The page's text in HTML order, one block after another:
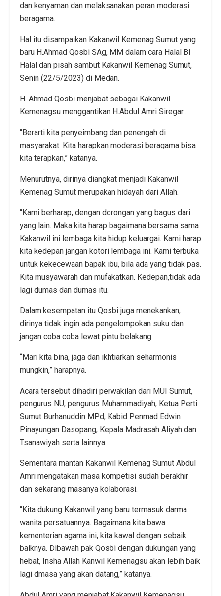
dan kenyaman dan melaksanakan peran moderasi
beragama.
Hal itu disampaikan Kakanwil Kemenag Sumut yang
baru H.Ahmad Qosbi SAg, MM dalam cara Halal Bi
Halal dan pisah sambut Kakanwil Kemenag Sumut,
Senin (22/5/2023) di Medan.
H. Ahmad Qosbi menjabat sebagai Kakanwil
Kemenagsu menggantikan H.Abdul Amri Siregar .
“Berarti kita penyeimbang dan penengah di
masyarakat. Kita harapkan moderasi beragama bisa
kita terapkan,” katanya.
Menurutnya, dirinya diangkat menjadi Kakanwil
Kemenag Sumut merupakan hidayah dari Allah.
“Kami berharap, dengan dorongan yang bagus dari
yang lain. Maka kita harap bagaimana bersama sama
Kakanwil ini lembaga kita hidup keluargai. Kami harap
kita kedepan jangan kotori lembaga ini. Kami terbuka
untuk kekecewaan bapak ibu, bila ada yang tidak pas.
Kita musyawarah dan mufakatkan. Kedepan,tidak ada
lagi dumas dan dumas itu.
Dalam.kesempatan itu Qosbi juga menekankan,
dirinya tidak ingin ada pengelompokan suku dan
jangan coba coba lewat pintu belakang.
“Mari kita bina, jaga dan ikhtiarkan seharmonis
mungkin,” harapnya.
Acara tersebut dihadiri perwakilan dari MUI Sumut,
pengurus NU, pengurus Muhammadiyah, Ketua Perti
Sumut Burhanuddin MPd, Kabid Penmad Edwin
Pinayungan Dasopang, Kepala Madrasah Aliyah dan
Tsanawiyah serta lainnya.
Sementara mantan Kakanwil Kemenag Sumut Abdul
Amri mengatakan masa kompetisi sudah berakhir
dan sekarang masanya kolaborasi.
“Kita dukung Kakanwil yang baru termasuk darma
wanita persatuannya. Bagaimana kita bawa
kementerian agama ini, kita kawal dengan sebaik
baiknya. Dibawah pak Qosbi dengan dukungan yang
hebat, Insha Allah Kanwil Kemenagsu akan lebih baik
lagi dmasa yang akan datang,” katanya.